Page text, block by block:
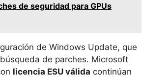
de seguridad para GPUs
de Windows Update, que
de parches. Microsoft
licencia ESU válida continúan